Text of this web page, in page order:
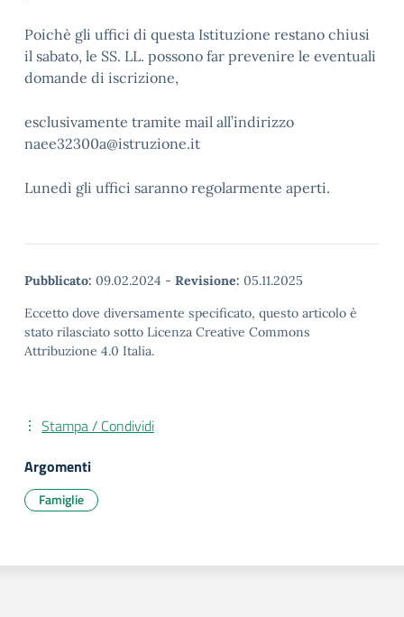
Poichè gli uffici di questa Istituzione restano chiusi
il sabato, le SS. LL. possono far prevenire le eventuali
domande di iscrizione,
esclusivamente tramite mail all’indirizzo
naee32300a@istruzione.it
Lunedì gli uffici saranno regolarmente aperti.
Pubblicato: 09.02.2024 - Revisione: 05.11.2025
Eccetto dove diversamente specificato, questo articolo è
stato rilasciato sotto Licenza Creative Commons
Attribuzione 4.0 Italia.
Stampa / Condividi
Argomenti
Famiglie